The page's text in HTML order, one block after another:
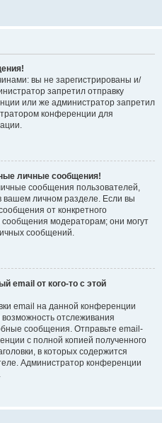
вы не зарегистрированы и/
запретил отправку
или же администратор запретил
конференции для
личные сообщения!
сообщения пользователей,
вашем личном разделе. Если вы
от конкретного
модераторам; они могут
сообщений.
email от кого-то с этой
email на данной конференции
отслеживания
сообщения. Отправьте email-
с полной копией полученного
в которых содержится
Администратор конференции